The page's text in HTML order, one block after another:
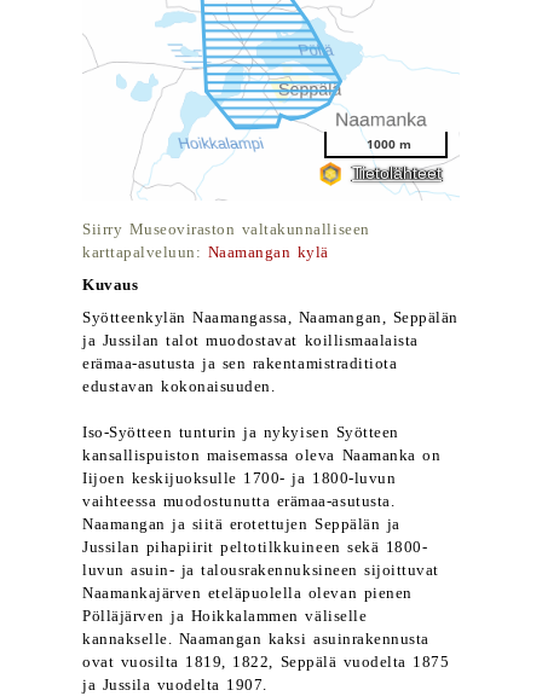
Siirry Museoviraston valtakunnalliseen
karttapalveluun: Naamangan kylä
Kuvaus
Syötteenkylän Naamangassa, Naamangan, Seppälän
ja Jussilan talot muodostavat koillismaalaista
erämaa-asutusta ja sen rakentamistraditiota
edustavan kokonaisuuden.
Iso-Syötteen tunturin ja nykyisen Syötteen
kansallispuiston maisemassa oleva Naamanka on
Iijoen keskijuoksulle 1700- ja 1800-luvun
vaihteessa muodostunutta erämaa-asutusta.
Naamangan ja siitä erotettujen Seppälän ja
Jussilan pihapiirit peltotilkkuineen sekä 1800-
luvun asuin- ja talousrakennuksineen sijoittuvat
Naamankajärven eteläpuolella olevan pienen
Pölläjärven ja Hoikkalammen väliselle
kannakselle. Naamangan kaksi asuinrakennusta
ovat vuosilta 1819, 1822, Seppälä vuodelta 1875
ja Jussila vuodelta 1907.